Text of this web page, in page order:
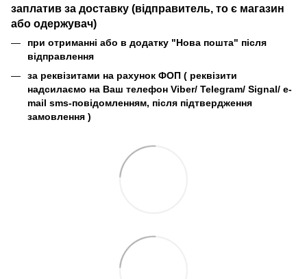
заплатив за доставку (відправитель, то є магазин
або одержувач)
при отриманні або в додатку "Нова пошта" після
відправлення
за реквізитами на рахунок ФОП ( реквізити
надсилаємо на Ваш телефон Viber/ Telegram/ Signal/ e-
mail sms-повідомленням, після підтвердження
замовлення )